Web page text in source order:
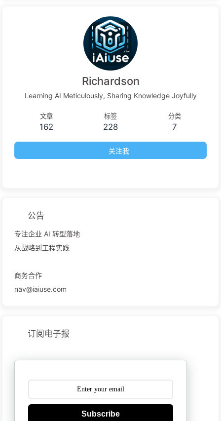
lentamente l'AI 136
Richardson
Learning AI Meticulously, Sharing Knowledge Joyfully
文章
162
标签
228
分类
7
关注我
公告
专注企业 AI 转型落地
从战略到工程实践
商务合作
nav@iaiuse.com
订阅电子报
Subscribe